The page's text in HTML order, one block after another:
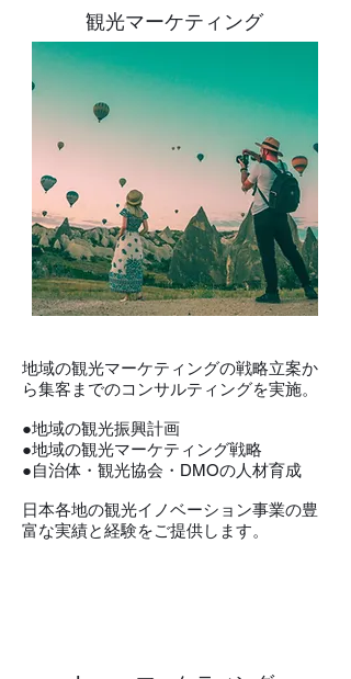
地域の観光マーケティングの戦略立案か
ら集客までのコンサルティングを実施。
●地域の観光振興計画
●地域の観光マーケティング戦略
●自治体・観光協会・DMOの人材育成
日本各地の観光イノベーション事業の豊
富な実績と経験をご提供します。
観光マーケティング​